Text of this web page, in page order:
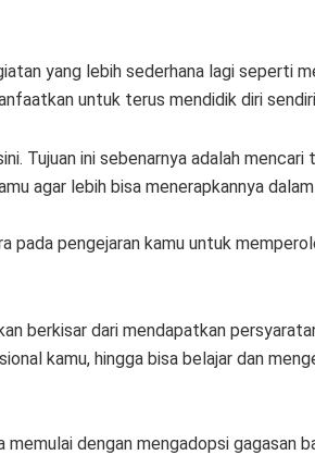
yang lebih sederhana lagi seperti
untuk terus mendidik diri
Tujuan ini sebenarnya adalah mencari
agar lebih bisa menerapkannya
pada pengejaran kamu untuk
berkisar dari mendapatkan
kamu, hingga bisa belajar dan
dengan mengadopsi gagasan